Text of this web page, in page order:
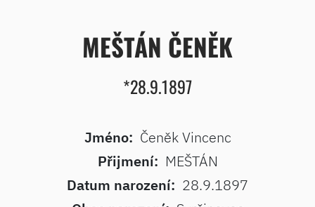
MEŠTÁN ČENĚK
*28.9.1897
Jméno: Čeněk Vincenc
Přijmení: MEŠTÁN
Datum narození: 28.9.1897